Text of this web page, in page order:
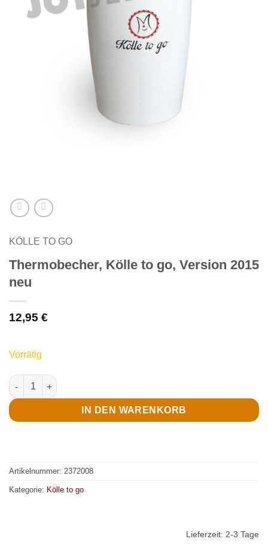
KÖLLE TO GO
Thermobecher, Kölle to go, Version 2015
neu
12,95 €
Vorrätig
Thermobecher, Kölle to go, Version 2015 neu Menge
IN DEN WARENKORB
Artikelnummer: 2372008
Kategorie: Kölle to go
Lieferzeit: 2-3 Tage